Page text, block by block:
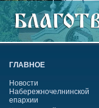
ГЛАВНОЕ
Новости
Набережночелнинской
епархии